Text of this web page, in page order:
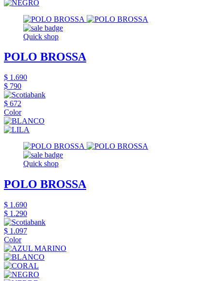
Quick shop
POLO BROSSA
$ 1.690
$ 790
$ 672
Color
Quick shop
POLO BROSSA
$ 1.690
$ 1.290
$ 1.097
Color